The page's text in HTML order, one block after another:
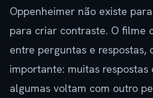
Oppenheimer não existe
para criar contraste. O filme
entre perguntas e respostas,
importante: muitas respostas
algumas voltam com outro